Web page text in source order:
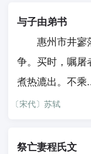
与子由弟书
惠州市井寥
争。买时，嘱屠
煮热漉出。不乘
〔宋代〕苏轼
祭亡妻程氏文